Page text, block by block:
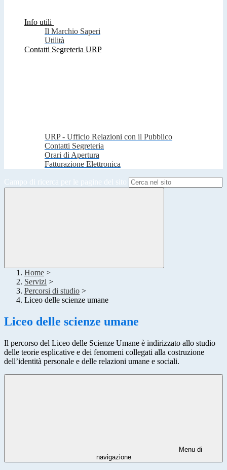
Info utili
Il Marchio Saperi
Utilità
Contatti Segreteria URP
URP - Ufficio Relazioni con il Pubblico
Contatti Segreteria
Orari di Apertura
Fatturazione Elettronica
Campo di ricerca per le pagine del sito
Home >
Servizi >
Percorsi di studio >
Liceo delle scienze umane
Liceo delle scienze umane
Il percorso del Liceo delle Scienze Umane è indirizzato allo studio
delle teorie esplicative e dei fenomeni collegati alla costruzione
dell’identità personale e delle relazioni umane e sociali.
Menu di
navigazione